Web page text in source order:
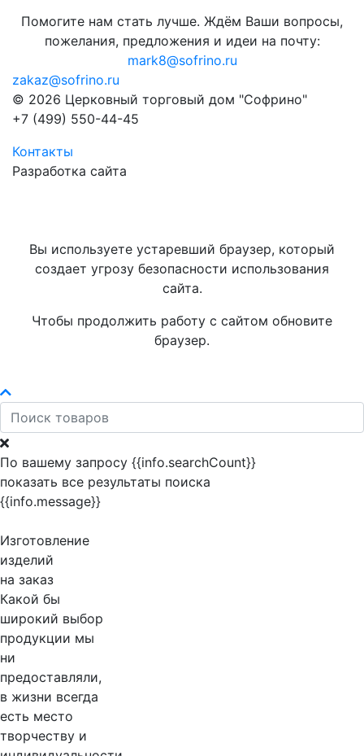
Помогите нам стать лучше. Ждём Ваши вопросы,
пожелания, предложения и идеи на почту:
mark8@sofrino.ru
zakaz@sofrino.ru
© 2026 Церковный торговый дом "Софрино"
+7 (499) 550-44-45
Контакты
Разработка сайта
Вы используете устаревший браузер, который
создает угрозу безопасности использования
сайта.
Чтобы продолжить работу с сайтом обновите
браузер.
По вашему запросу {{info.searchCount}}
показать все результаты поиска
{{info.message}}
Изготовление
изделий
на заказ
Какой бы
широкий выбор
продукции мы
ни
предоставляли,
в жизни всегда
есть место
творчеству и